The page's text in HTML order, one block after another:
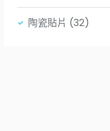
陶瓷貼片 (32)